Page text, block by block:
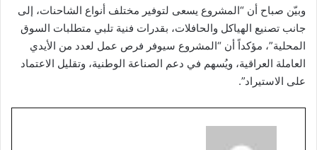
وبيّن صباح أن “المشروع يسعى لتوفير مختلف أنواع الشاحنات، إلى
جانب تصنيع الهياكل والحافلات، بقدرات فنية تلبي متطلبات السوق
المحلية”، مؤكداً أن “المشروع سيوفر فرص عمل لعدد من الأيدي
العاملة العراقية، ويُسهم في دعم الصناعة الوطنية، وتقليل الاعتماد
على الاستيراد”.